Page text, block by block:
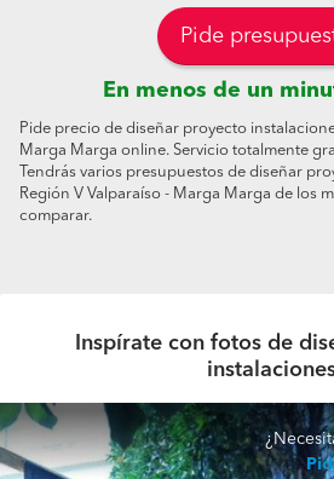
Pide
En menos de un
Pide precio de diseñar proyecto
Marga Marga online. Servicio totalmente
Tendrás varios presupuestos de diseñar
Región V Valparaíso - Marga Marga de los
comparar.
Inspírate con fotos de